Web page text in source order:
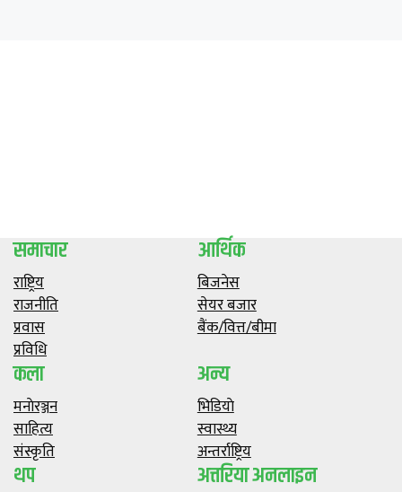
समाचार
राष्ट्रिय
राजनीति
प्रवास
प्रविधि
आर्थिक
बिजनेस
सेयर बजार
बैंक/वित्त/बीमा
कला
मनाेरञ्जन
साहित्य
संस्कृति
अन्य
भिडियाे
स्वास्थ्य
अन्तर्राष्ट्रिय
थप अत्तरिया अनलाइन